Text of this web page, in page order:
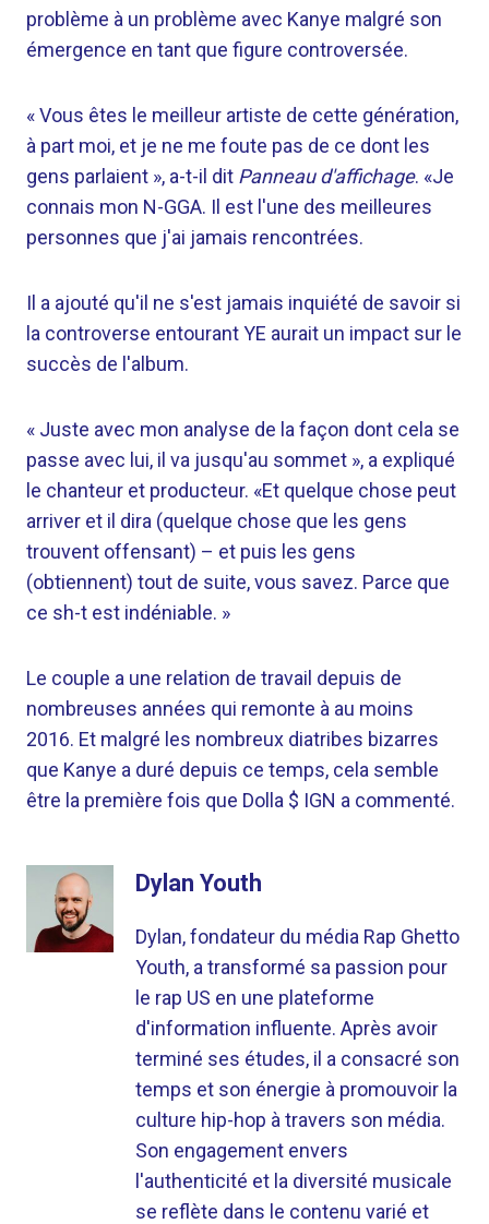
problème à un problème avec Kanye malgré son
émergence en tant que figure controversée.
« Vous êtes le meilleur artiste de cette génération,
à part moi, et je ne me foute pas de ce dont les
gens parlaient », a-t-il dit Panneau d'affichage. «Je
connais mon N-GGA. Il est l'une des meilleures
personnes que j'ai jamais rencontrées.
Il a ajouté qu'il ne s'est jamais inquiété de savoir si
la controverse entourant YE aurait un impact sur le
succès de l'album.
« Juste avec mon analyse de la façon dont cela se
passe avec lui, il va jusqu'au sommet », a expliqué
le chanteur et producteur. «Et quelque chose peut
arriver et il dira (quelque chose que les gens
trouvent offensant) – et puis les gens
(obtiennent) tout de suite, vous savez. Parce que
ce sh-t est indéniable. »
Le couple a une relation de travail depuis de
nombreuses années qui remonte à au moins
2016. Et malgré les nombreux diatribes bizarres
que Kanye a duré depuis ce temps, cela semble
être la première fois que Dolla $ IGN a commenté.
Dylan Youth
Dylan, fondateur du média Rap Ghetto
Youth, a transformé sa passion pour
le rap US en une plateforme
d'information influente. Après avoir
terminé ses études, il a consacré son
temps et son énergie à promouvoir la
culture hip-hop à travers son média.
Son engagement envers
l'authenticité et la diversité musicale
se reflète dans le contenu varié et